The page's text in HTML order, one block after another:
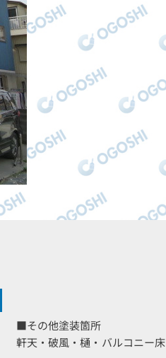
■その他塗装箇所
軒天・破風・樋・バルコニー床